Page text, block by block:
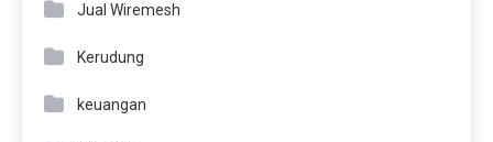
Jual Wiremesh
Kerudung
keuangan